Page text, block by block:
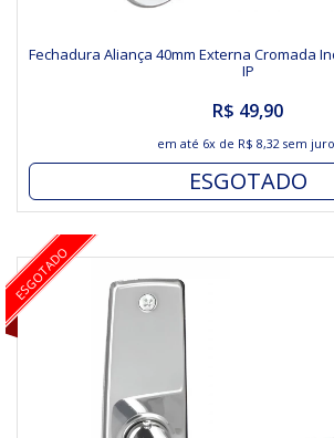
Fechadura Aliança 40mm Externa Cromada
IP
R$ 49,90
em até 6x de R$ 8,32 sem
ESGOTADO
ESGOTADO